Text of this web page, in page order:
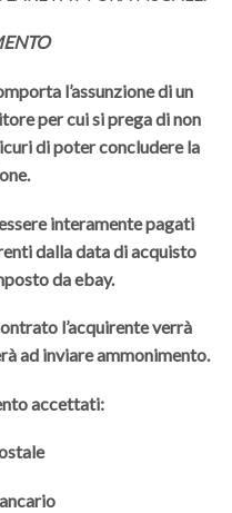
l’assunzione di un
per cui si prega di non
di poter concludere la
interamente pagati
dalla data di acquisto
da ebay.
l’acquirente verrà
ad inviare ammonimento.
accettati: